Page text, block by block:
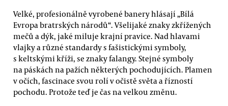
Velké, profesionálně vyrobené banery hlásají „Bílá
Evropa bratrských národů“. Všelijaké znaky zkřížených
mečů a dýk, jaké miluje krajní pravice. Nad hlavami
vlajky a různé standardy s fašistickými symboly,
s keltskými kříži, se znaky falangy. Stejné symboly
na páskách na pažích některých pochodujících. Plamen
v očích, fascinace svou rolí v očistě světa a řízností
pochodu. Protože teď je čas na velkou změnu.